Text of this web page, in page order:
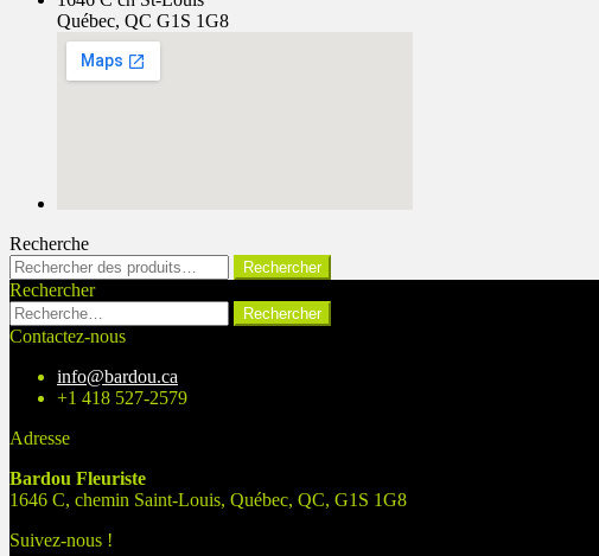
Québec, QC G1S 1G8
Recherche
Rechercher :
Rechercher
Rechercher
Rechercher :
Contactez-nous
info@bardou.ca
+1 418 527-2579
Adresse
Bardou Fleuriste
1646 C, chemin Saint-Louis, Québec, QC, G1S 1G8
Suivez-nous !